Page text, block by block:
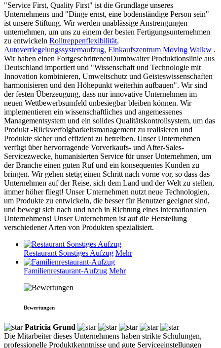
"Service First, Quality First" ist die Grundlage unseres
Unternehmens und "Dinge ernst, eine bodenständige Person sein"
ist unsere Stiftung. Wir werden unablässige Anstrengungen
unternehmen, um uns zu einem der besten Fertigungsunternehmen
zu entwickeln Rolltreppenflexibilität,
Autoverriegelungssystemaufzug, Einkaufszentrum Moving Walkw .
Wir haben einen FortgeschrittenenDumbwaiter Produktionslinie aus
Deutschland importiert und "Wissenschaft und Technologie mit
Innovation kombinieren, Umweltschutz und Geisteswissenschaften
harmonisieren und den Höhepunkt weiterhin aufbauen". Wir sind
der festen Überzeugung, dass nur innovative Unternehmen im
neuen Wettbewerbsumfeld unbesiegbar bleiben können. Wir
implementieren ein wissenschaftliches und angemessenes
Managementsystem und ein solides Qualitätskontrollsystem, um das
Produkt -Rückverfolgbarkeitsmanagement zu realisieren und
Produkte sicher und effizient zu betreiben. Unser Unternehmen
verfügt über hervorragende Vorverkaufs- und After-Sales-
Servicezwecke, humanisierten Service für unser Unternehmen, um
der Branche einen guten Ruf und ein konsequentes Kunden zu
bringen. Wir gehen stetig einen Schritt nach vorne vor, so dass das
Unternehmen auf der Reise, sich dem Land und der Welt zu stellen,
immer höher fliegt! Unser Unternehmen nutzt neue Technologien,
um Produkte zu entwickeln, die besser für Benutzer geeignet sind,
und bewegt sich nach und nach in Richtung eines internationalen
Unternehmens! Unser Unternehmen ist auf die Herstellung
verschiedener Arten von Produkten spezialisiert.
Restaurant Sonstiges Aufzug Mehr
Familienrestaurant-Aufzug Mehr
Bewertungen
Patricia Grund
Die Mitarbeiter dieses Unternehmens haben strikte Schulungen,
professionelle Produktkenntnisse und gute Serviceeinstellungen